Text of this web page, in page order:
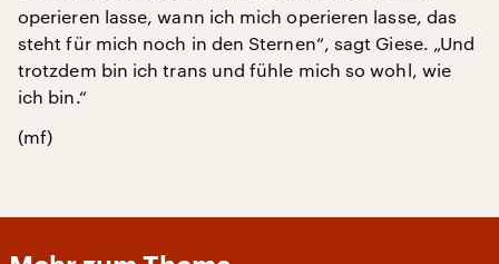
operieren lasse, wann ich mich operieren lasse, das
steht für mich noch in den Sternen“, sagt Giese. „Und
trotzdem bin ich trans und fühle mich so wohl, wie
ich bin.“
(mf)